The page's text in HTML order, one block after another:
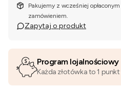
Pakujemy z wcześniej
zamówieniem.
Zapytaj o produkt
Program lojalnościowy
Każda złotówka to 1